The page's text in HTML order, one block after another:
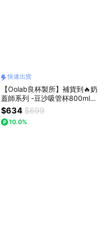
快速出貨
【Oolab良杯製所】補貨到🔥奶
蓋師系列 -豆沙吸管杯800ml🚚
快速出貨
$634 $699
10.0%